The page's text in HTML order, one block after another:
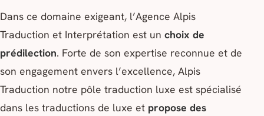
Dans ce domaine exigeant, l’Agence Alpis
Traduction et Interprétation est un choix de
prédilection. Forte de son expertise reconnue et de
son engagement envers l’excellence, Alpis
Traduction notre pôle traduction luxe est spécialisé
dans les traductions de luxe et propose des